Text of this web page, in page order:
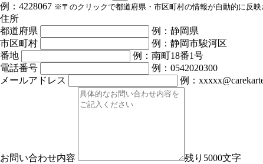
例：4228067 ※〒のクリックで都道府県・市区町村の情報が自動的に反映
住所
都道府県
例：静岡県
市区町村
例：静岡市駿河区
番地
例：南町18番1号
電話番号
例：0542020300
メールアドレス
例：
お問い合わせ内容
残り5000文字